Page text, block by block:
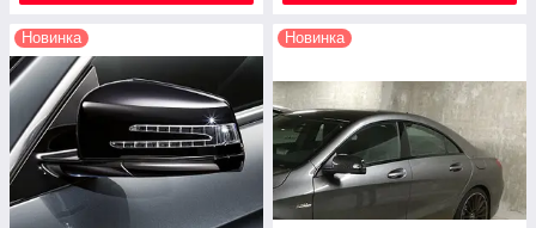
Новинка Новинка